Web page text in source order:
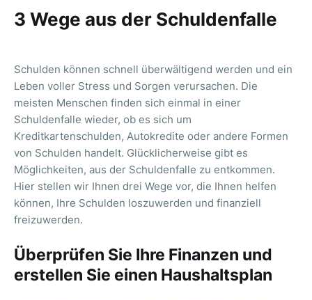
3 Wege aus der Schuldenfalle
Schulden können schnell überwältigend werden und ein
Leben voller Stress und Sorgen verursachen. Die
meisten Menschen finden sich einmal in einer
Schuldenfalle wieder, ob es sich um
Kreditkartenschulden, Autokredite oder andere Formen
von Schulden handelt. Glücklicherweise gibt es
Möglichkeiten, aus der Schuldenfalle zu entkommen.
Hier stellen wir Ihnen drei Wege vor, die Ihnen helfen
können, Ihre Schulden loszuwerden und finanziell
freizuwerden.
Überprüfen Sie Ihre Finanzen und
erstellen Sie einen Haushaltsplan